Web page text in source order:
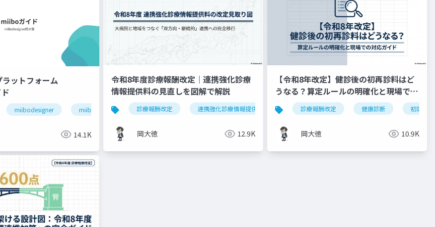
援 ケアマネジャー連携 医療介護連携
ットフォーム
miibodesigner miiboガイド miiboマニュアル
14.1K
令和8年度診療報酬改定｜連携強化診療
情報提供料の見直しを図解で解説
診療報酬改定 連携強化診療情報提供料 令和8年度 外来機能分化 かかりつけ
岡大徳 12.9K
【令和8年改定】健診後の初再診料はど
うなる？算定ルールの明確化と現場での
対応ガイド診療報酬改定 健康診断 初診料
岡大徳 10.9K